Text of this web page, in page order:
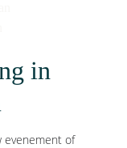
in
evenement of